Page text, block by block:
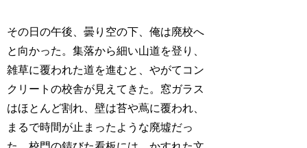
その日の午後、曇り空の下、俺は廃校へ
と向かった。集落から細い山道を登り、
雑草に覆われた道を進むと、やがてコン
クリートの校舎が見えてきた。窓ガラス
はほとんど割れ、壁は苔や蔦に覆われ、
まるで時間が止まったような廃墟だっ